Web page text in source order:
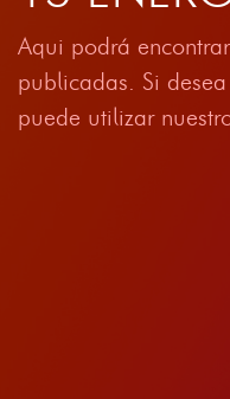
Aqui podrá
publicadas. Si
puede utilizar